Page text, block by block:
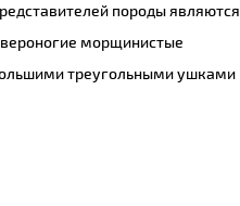
породы являются
морщинистые
треугольными ушками